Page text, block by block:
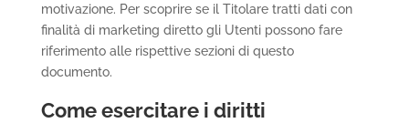
motivazione. Per scoprire se il Titolare tratti dati con
finalità di marketing diretto gli Utenti possono fare
riferimento alle rispettive sezioni di questo
documento.
Come esercitare i diritti